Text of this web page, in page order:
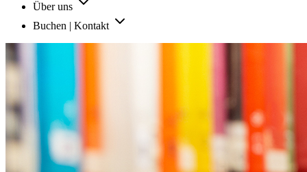
Über uns
Buchen | Kontakt